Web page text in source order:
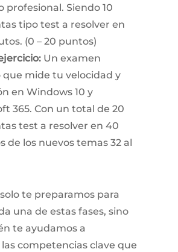
profesional. Siendo 10
tipo test a resolver en
(0 – 20 puntos)
Un examen
que mide tu velocidad y
en Windows 10 y
365. Con un total de 20
test a resolver en 40
de los nuevos temas 32 al
solo te preparamos para
una de estas fases, sino
te ayudamos a
competencias clave que